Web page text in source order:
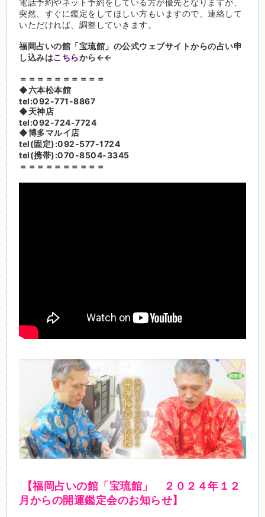
突然、すぐに鑑定をしてほしい方もいますので、連絡して
いただければ、調整していきます。
福岡占いの館「宝琉館」の公式ウェブサイトからの占い申
し込みはこちらから←←
＝＝＝＝＝＝＝＝＝＝
◆六本松本館
tel:092-771-8867
◆天神店
tel:092-724-7724
◆博多マルイ店
tel(固定):092-577-1724
tel(携帯):070-8504-3345
＝＝＝＝＝＝＝＝＝＝
【福岡占いの館「宝琉館」 ２０２４年１２
月 からの開運鑑定会のお知らせ】